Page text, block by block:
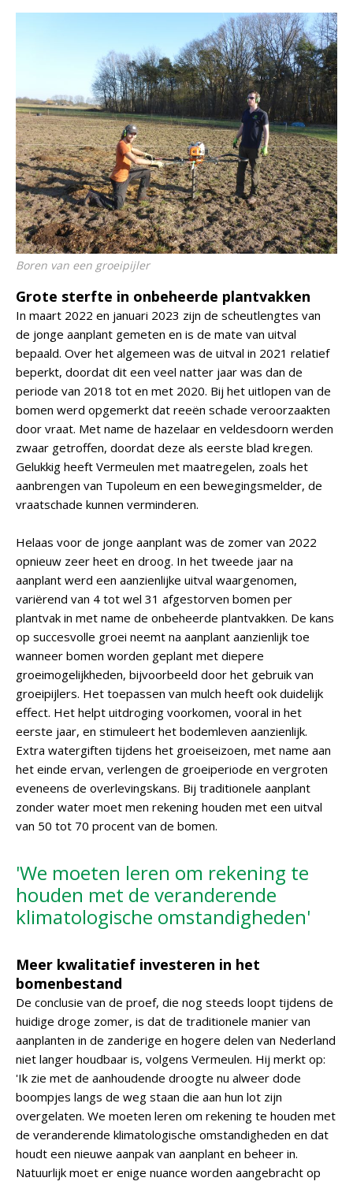
Boren van een groeipijler
Grote sterfte in onbeheerde plantvakken
In maart 2022 en januari 2023 zijn de scheutlengtes van
de jonge aanplant gemeten en is de mate van uitval
bepaald. Over het algemeen was de uitval in 2021 relatief
beperkt, doordat dit een veel natter jaar was dan de
periode van 2018 tot en met 2020. Bij het uitlopen van de
bomen werd opgemerkt dat reeën schade veroorzaakten
door vraat. Met name de hazelaar en veldesdoorn werden
zwaar getroffen, doordat deze als eerste blad kregen.
Gelukkig heeft Vermeulen met maatregelen, zoals het
aanbrengen van Tupoleum en een bewegingsmelder, de
vraatschade kunnen verminderen.
Helaas voor de jonge aanplant was de zomer van 2022
opnieuw zeer heet en droog. In het tweede jaar na
aanplant werd een aanzienlijke uitval waargenomen,
variërend van 4 tot wel 31 afgestorven bomen per
plantvak in met name de onbeheerde plantvakken. De kans
op succesvolle groei neemt na aanplant aanzienlijk toe
wanneer bomen worden geplant met diepere
groeimogelijkheden, bijvoorbeeld door het gebruik van
groeipijlers. Het toepassen van mulch heeft ook duidelijk
effect. Het helpt uitdroging voorkomen, vooral in het
eerste jaar, en stimuleert het bodemleven aanzienlijk.
Extra watergiften tijdens het groeiseizoen, met name aan
het einde ervan, verlengen de groeiperiode en vergroten
eveneens de overlevingskans. Bij traditionele aanplant
zonder water moet men rekening houden met een uitval
van 50 tot 70 procent van de bomen.
'We moeten leren om rekening te
houden met de veranderende
klimatologische omstandigheden'
Meer kwalitatief investeren in het
bomenbestand
De conclusie van de proef, die nog steeds loopt tijdens de
huidige droge zomer, is dat de traditionele manier van
aanplanten in de zanderige en hogere delen van Nederland
niet langer houdbaar is, volgens Vermeulen. Hij merkt op:
'Ik zie met de aanhoudende droogte nu alweer dode
boompjes langs de weg staan die aan hun lot zijn
overgelaten. We moeten leren om rekening te houden met
de veranderende klimatologische omstandigheden en dat
houdt een nieuwe aanpak van aanplant en beheer in.
Natuurlijk moet er enige nuance worden aangebracht op